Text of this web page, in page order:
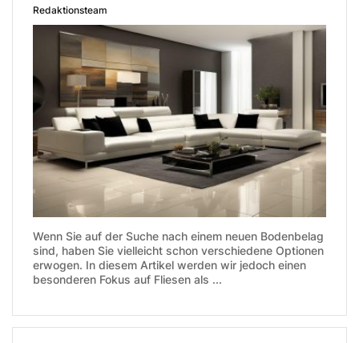
Redaktionsteam
Wenn Sie auf der Suche nach einem neuen Bodenbelag
sind, haben Sie vielleicht schon verschiedene Optionen
erwogen. In diesem Artikel werden wir jedoch einen
besonderen Fokus auf Fliesen als ...